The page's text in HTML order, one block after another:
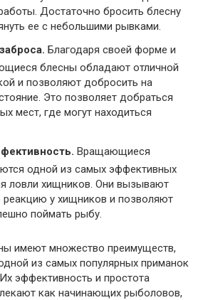
Достаточно бросить блесну
ее с небольшими рывками.
Благодаря своей форме и
блесны обладают отличной
и позволяют добросить на
Это позволяет добраться
мест, где могут находиться
Вращающиеся
одной из самых эффективных
ловли хищников. Они вызывают
реакцию у хищников и позволяют
поймать рыбу.
имеют множество преимуществ,
из самых популярных приманок
эффективность и простота
как начинающих рыболовов,